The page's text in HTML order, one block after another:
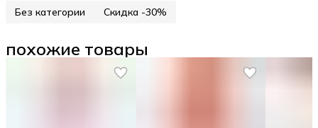
Без категории Скидка -30%
похожие товары